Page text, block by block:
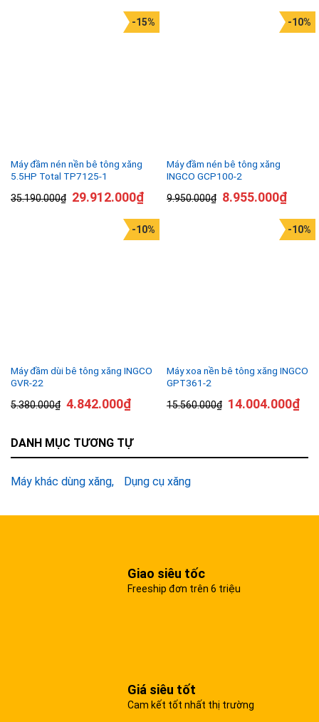
Máy đầm nén nền bê tông xăng
5.5HP Total TP7125-1
35.190.000₫
-15%
29.912.000₫
Máy đầm nén bê tông xăng
INGCO GCP100-2
9.950.000₫
-10%
8.955.000₫
Máy đầm dùi bê tông xăng INGCO
GVR-22
5.380.000₫
-10%
4.842.000₫
Máy xoa nền bê tông xăng INGCO
GPT361-2
15.560.000₫
-10%
14.004.000₫
DANH MỤC TƯƠNG TỰ
Máy khác dùng xăng Dụng cụ xăng
Giao siêu tốc
Freeship đơn trên 6 triệu
Giá siêu tốt
Cam kết tốt nhất thị trường